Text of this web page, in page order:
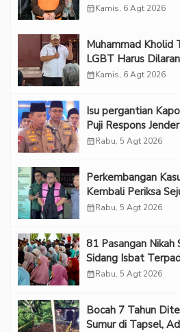
calendar_monthKamis, 6 Agt 2026
Muhammad Kholid
LGBT Harus
Melindungi Korban
calendar_monthKamis, 6 Agt 2026
Isu pergantian
Puji Respons
“Adem”
calendar_monthRabu, 5 Agt 2026
Perkembangan
Kembali Periksa
calendar_monthRabu, 5 Agt 2026
81 Pasangan Nikah
Sidang Isbat
calendar_monthRabu, 5 Agt 2026
Bocah 7 Tahun
Sumur di Tapsel,